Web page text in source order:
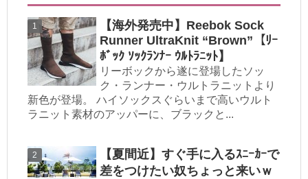
【海外発売中】Reebok Sock
Runner UltraKnit “Brown”【ﾘｰ
ﾎﾞｯｸ ｿｯｸﾗﾝﾅｰ ｳﾙﾄﾗﾆｯﾄ】
リーボックから遂に登場したソッ
ク・ランナー・ウルトラニットより
新色が登場。 ハイソックスぐらいまで高いウルト
ラニット素材のアッパーに、ブラックと...
【夏間近】すぐ手に入るｽﾆｰｶｰで
差をつけたい奴ちょっと来いｗ